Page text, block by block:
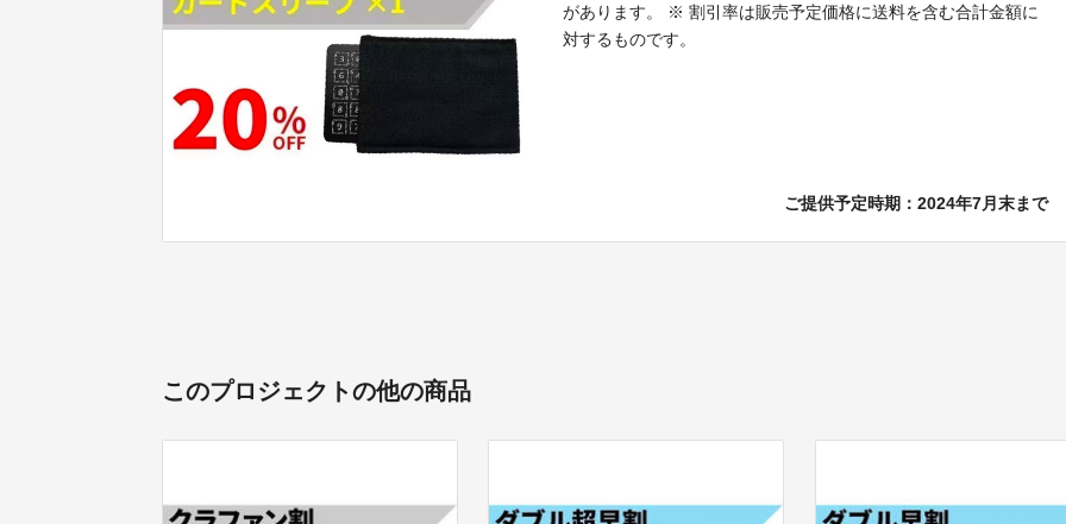
があります。 ※ 割引率は販売予定価格に送料を含む合計金額に
対するものです。
ご提供予定時期：2024年7月末まで
このプロジェクトの他の商品